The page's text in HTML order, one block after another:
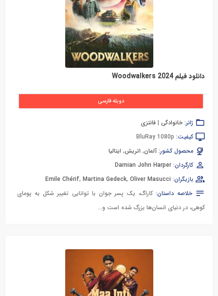
دانلود فیلم Woodwalkers 2024
دوبله فارسی
ژانر: خانوادگی | فانتزی
کیفیت: BluRay 1080p
محصول کشور: آلمان, اتریش, ایتالیا
کارگردان: Damian John Harper
بازیگران:
Emile Chérif, Martina Gedeck, Oliver Masucci
خلاصه داستان:کاراگ، یک پسر جوان با توانایی تغییر شکل به پومای
کوهی، در دنیای انسان‌ها بزرگ شده است و...